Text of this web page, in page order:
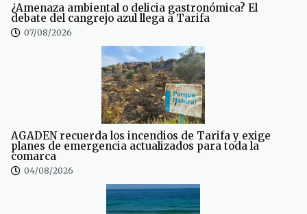
¿Amenaza ambiental o delicia gastronómica? El
debate del cangrejo azul llega a Tarifa
07/08/2026
AGADEN recuerda los incendios de Tarifa y exige
planes de emergencia actualizados para toda la
comarca
04/08/2026